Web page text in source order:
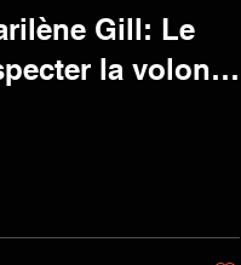
Gill: Le
la volonté